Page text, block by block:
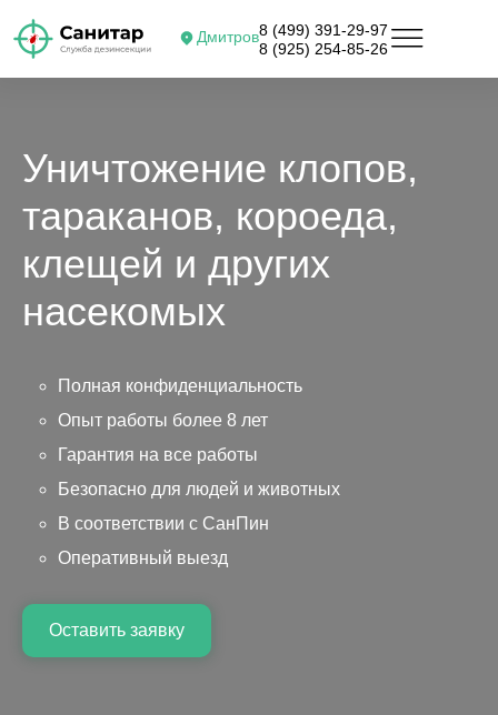
Дмитров8 (499) 391-29-97
8 (925) 254-85-26
Уничтожение клопов,
тараканов, короеда,
клещей и других
насекомых
Полная конфиденциальность
Опыт работы более 8 лет
Гарантия на все работы
Безопасно для людей и животных
В соответствии с СанПин
Оперативный выезд
Оставить заявку